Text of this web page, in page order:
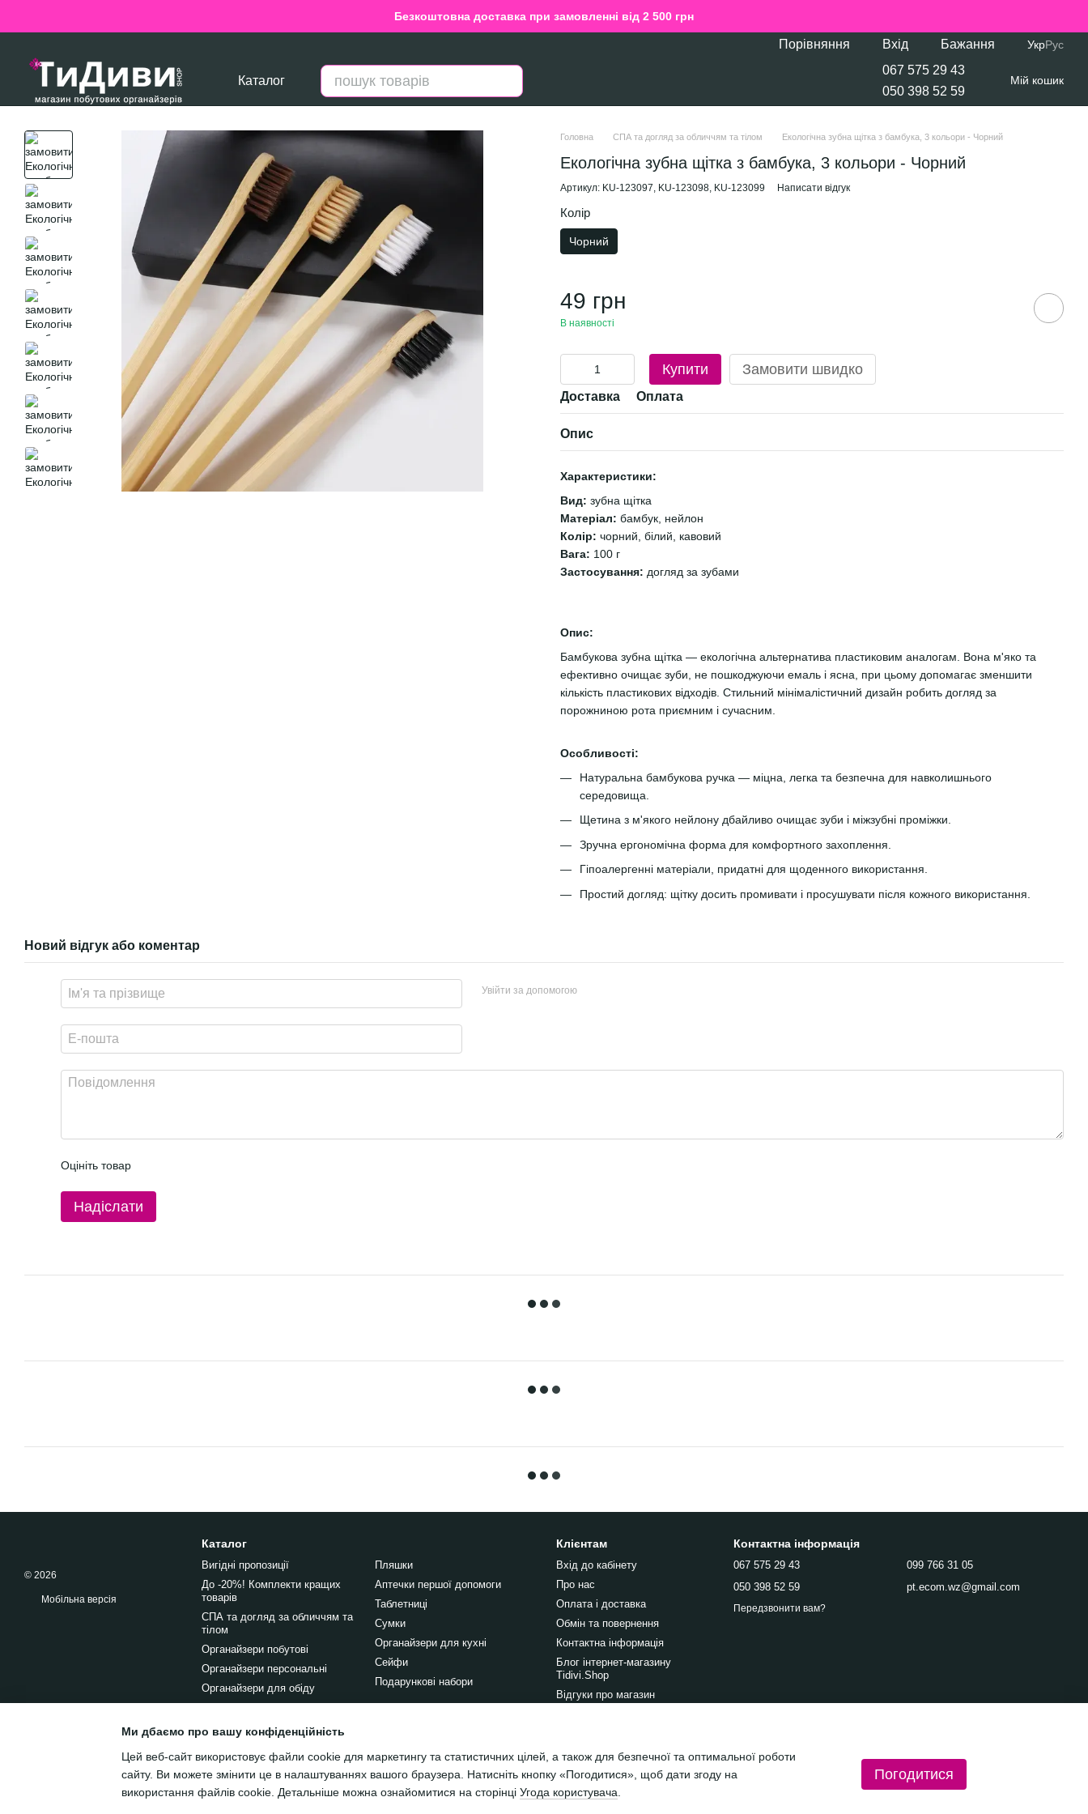
Безкоштовна доставка при замовленні від 2 500 грн
Порівняння Вхід Бажання УкрРус
Каталог
067 575 29 43
050 398 52 59
Мій кошик
Головна СПА та догляд за обличчям та тілом Екологічна зубна щітка з бамбука, 3 кольори - Чорний
Екологічна зубна щітка з бамбука, 3 кольори - Чорний
Артикул: KU-123097, KU-123098, KU-123099 Написати відгук
Колір
Чорний
49 грн
В наявності
Купити Замовити швидко
Доставка Оплата
Опис
Характеристики:
Вид: зубна щітка
Матеріал: бамбук, нейлон
Колір: чорний, білий, кавовий
Вага: 100 г
Застосування: догляд за зубами
Опис:
Бамбукова зубна щітка — екологічна альтернатива пластиковим аналогам. Вона м'яко та
ефективно очищає зуби, не пошкоджуючи емаль і ясна, при цьому допомагає зменшити
кількість пластикових відходів. Стильний мінімалістичний дизайн робить догляд за
порожниною рота приємним і сучасним.
Особливості:
Натуральна бамбукова ручка — міцна, легка та безпечна для навколишнього
середовища.
Щетина з м'якого нейлону дбайливо очищає зуби і міжзубні проміжки.
Зручна ергономічна форма для комфортного захоплення.
Гіпоалергенні матеріали, придатні для щоденного використання.
Простий догляд: щітку досить промивати і просушувати після кожного використання.
Новий відгук або коментар
Увійти за допомогою
Оцініть товар
Надіслати
© 2026
Мобільна версія
Інтернет-магазин створений з
Каталог
Вигідні пропозиції
До -20%! Комплекти кращих
товарів
СПА та догляд за обличчям та
тілом
Органайзери побутові
Органайзери персональні
Органайзери для обіду
Пляшки
Аптечки першої допомоги
Таблетниці
Сумки
Органайзери для кухні
Сейфи
Подарункові набори
Клієнтам
Вхід до кабінету
Про нас
Оплата і доставка
Обмін та повернення
Контактна інформація
Блог інтернет-магазину
Tidivi.Shop
Відгуки про магазин
Ми в соцмережах
Контактна інформація
067 575 29 43
050 398 52 59
Передзвонити вам?
099 766 31 05
pt.ecom.wz@gmail.com
Ми дбаємо про вашу конфіденційність
Цей веб-сайт використовує файли cookie для маркетингу та статистичних цілей, а також для безпечної та оптимальної роботи
сайту. Ви можете змінити це в налаштуваннях вашого браузера. Натисніть кнопку «Погодитися», щоб дати згоду на
використання файлів cookie. Детальніше можна ознайомитися на сторінці Угода користувача
Погодитися